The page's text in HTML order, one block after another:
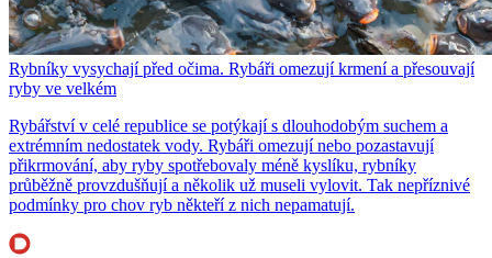
Rybníky vysychají před očima. Rybáři omezují krmení a přesouvají
ryby ve velkém
Rybářství v celé republice se potýkají s dlouhodobým suchem a
extrémním nedostatek vody. Rybáři omezují nebo pozastavují
přikrmování, aby ryby spotřebovaly méně kyslíku, rybníky
průběžně provzdušňují a několik už museli vylovit. Tak nepříznivé
podmínky pro chov ryb někteří z nich nepamatují.